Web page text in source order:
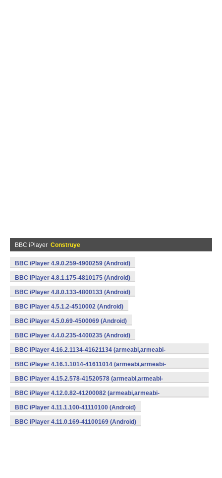
BBC iPlayer Construye
BBC iPlayer 4.9.0.259-4900259 (Android)
BBC iPlayer 4.8.1.175-4810175 (Android)
BBC iPlayer 4.8.0.133-4800133 (Android)
BBC iPlayer 4.5.1.2-4510002 (Android)
BBC iPlayer 4.5.0.69-4500069 (Android)
BBC iPlayer 4.4.0.235-4400235 (Android)
BBC iPlayer 4.16.2.1134-41621134 (armeabi,armeabi-
v7a,mips,x86) (Android)
BBC iPlayer 4.16.1.1014-41611014 (armeabi,armeabi-
v7a,mips,x86) (Android)
BBC iPlayer 4.15.2.578-41520578 (armeabi,armeabi-
v7a,mips,x86) (Android)
BBC iPlayer 4.12.0.82-41200082 (armeabi,armeabi-
v7a,mips,x86) (Android)
BBC iPlayer 4.11.1.100-41110100 (Android)
BBC iPlayer 4.11.0.169-41100169 (Android)